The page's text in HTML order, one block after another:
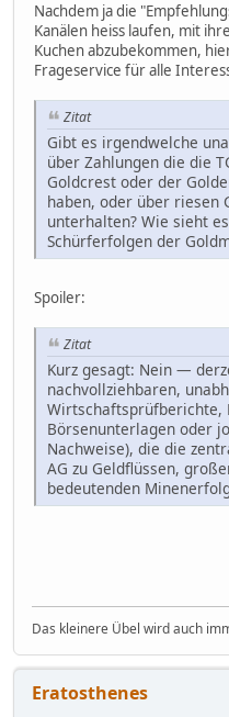
Nachdem ja die
Kanälen heiss laufen, mit
Kuchen abzubekommen,
Frageservice für alle
Zitat
Gibt es irgendwelche
über Zahlungen die die
Goldcrest oder der
haben, oder über riesen
unterhalten? Wie sieht
Schürferfolgen der
Spoiler:
Zitat
Kurz gesagt: Nein —
nachvollziehbaren,
Wirtschaftsprüfberichte,
Börsenunterlagen oder
Nachweise), die die
AG zu Geldflüssen,
bedeutenden
Das kleinere Übel wird auch
Eratosthenes